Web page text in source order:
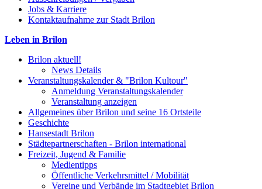
Jobs & Karriere
Kontaktaufnahme zur Stadt Brilon
Leben in Brilon
Brilon aktuell!
News Details
Veranstaltungskalender & "Brilon Kultour"
Anmeldung Veranstaltungskalender
Veranstaltung anzeigen
Allgemeines über Brilon und seine 16 Ortsteile
Geschichte
Hansestadt Brilon
Städtepartnerschaften - Brilon international
Freizeit, Jugend & Familie
Medientipps
Öffentliche Verkehrsmittel / Mobilität
Vereine und Verbände im Stadtgebiet Brilon